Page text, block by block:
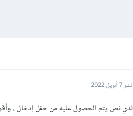
نشر7 أبريل 2022
لدي نص يتم الحصول عليه من حقل إدخال ،